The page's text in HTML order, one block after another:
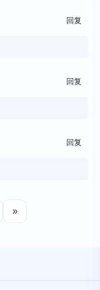
回复
回复
回复
»